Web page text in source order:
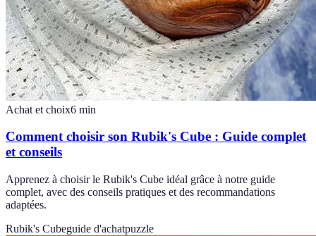
Achat et choix6 min
Comment choisir son Rubik's Cube : Guide complet
et conseils
Apprenez à choisir le Rubik's Cube idéal grâce à notre guide
complet, avec des conseils pratiques et des recommandations
adaptées.
Rubik's Cubeguide d'achatpuzzle